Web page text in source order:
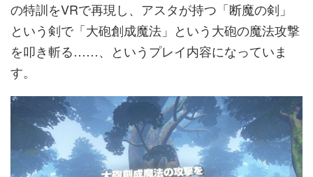
の特訓をVRで再現し、アスタが持つ「断魔の剣」
という剣で「大砲創成魔法」という大砲の魔法攻撃
を叩き斬る……、というプレイ内容になっていま
す。